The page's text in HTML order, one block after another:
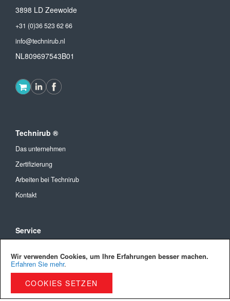
Wir verwenden Cookies, um Ihre Erfahrungen besser machen.
Erfahren Sie mehr.
COOKIES SETZEN
3898 LD Zeewolde
+31 (0)36 523 62 66
info@technirub.nl
NL809697543B01
Technirub ®
Das unternehmen
Zertifizierung
Arbeiten bei Technirub
Kontakt
Service
Versandkosten und Lieferung
Privacy Policy